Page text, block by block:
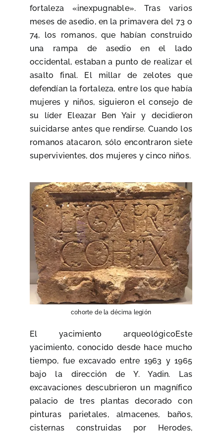
fortaleza «inexpugnable». Tras varios
meses de asedio, en la primavera del 73 o
74, los romanos, que habían construido
una rampa de asedio en el lado
occidental, estaban a punto de realizar el
asalto final. El millar de zelotes que
defendían la fortaleza, entre los que había
mujeres y niños, siguieron el consejo de
su líder Eleazar Ben Yair y decidieron
suicidarse antes que rendirse. Cuando los
romanos atacaron, sólo encontraron siete
supervivientes, dos mujeres y cinco niños.
cohorte de la décima legión
El yacimiento arqueológicoEste
yacimiento, conocido desde hace mucho
tiempo, fue excavado entre 1963 y 1965
bajo la dirección de Y. Yadin. Las
excavaciones descubrieron un magnífico
palacio de tres plantas decorado con
pinturas parietales, almacenes, baños,
cisternas construidas por Herodes,